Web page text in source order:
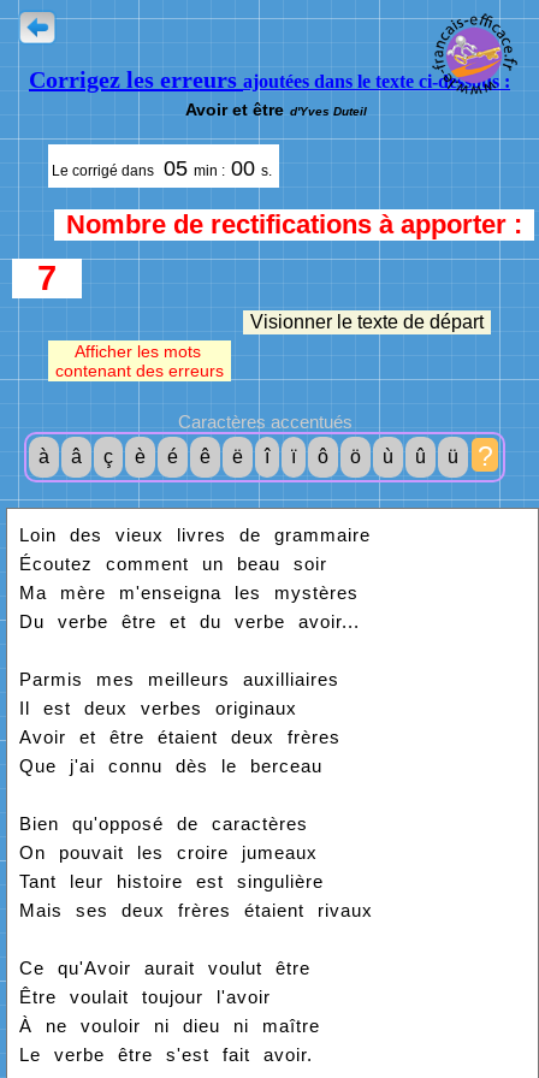
Corrigez les erreurs ajoutées dans le texte ci-dessous :
Avoir et être d'Yves Duteil
Le corrigé dans 05 min : 00 s.
Nombre de rectifications à apporter :
7
Visionner le texte de départ
Afficher les mots
contenant des erreurs
Caractères accentués
à
â ç è é ê ë î ï ô ö ù û ü ?